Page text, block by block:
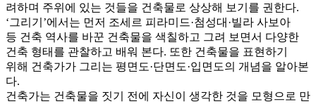
려하며 주위에 있는 것들을 건축물로 상상해 보기를 권한다.
‘그리기’에서는 먼저 조세르 피라미드·첨성대·빌라 사보아
등 건축 역사를 바꾼 건축물을 색칠하고 그려 보면서 다양한
건축 형태를 관찰하고 배워 본다. 또한 건축물을 표현하기
위해 건축가가 그리는 평면도·단면도·입면도의 개념을 알아본
다.
건축가는 건축물을 짓기 전에 자신이 생각한 것을 모형으로 만